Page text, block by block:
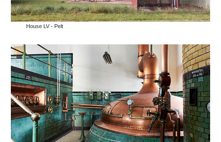
House LV - Pelt